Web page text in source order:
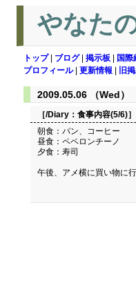
やなた
トップ| ブログ| 掲示板 国際
プロフィール| 更新情報 旧
2009.05.06 （Wed）
［/Diary： 食事内容(5/6)］
朝食：パン、コーヒー
昼食：ペペロンチーノ
夕食：寿司
午後、アメ横に買い物に行